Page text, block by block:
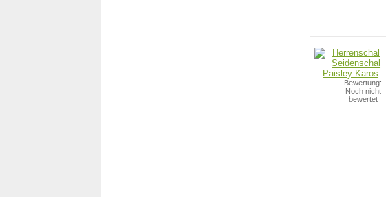
Bewertung:
Noch nicht
bewertet